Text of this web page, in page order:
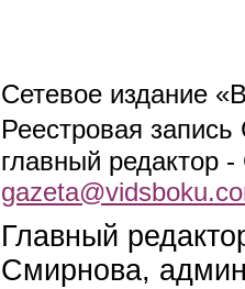
Сетевое издание
Реестровая
главный редактор
Главный
Смирнова,